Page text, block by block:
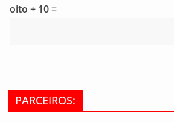
oito + 10 =
PARCEIROS: